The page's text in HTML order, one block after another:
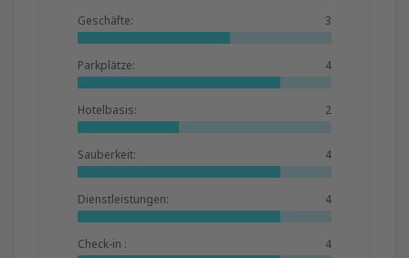
Geschäfte: 3
Parkplätze: 4
Hotelbasis: 2
Sauberkeit: 4
Dienstleistungen: 4
Check-in : 4